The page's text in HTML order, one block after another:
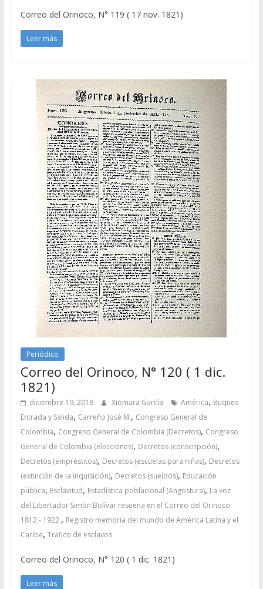
Correo del Orinoco, N° 119 ( 17 nov. 1821)
Leer más
Periódico
Correo del Orinoco, N° 120 ( 1 dic.
1821)
diciembre 19, 2018 Xiomara García América, Buques
Entrada y Salida, Carreño José M., Congreso General de
Colombia, Congreso General de Colombia (Decretos), Congreso
General de Colombia (elecciones), Decretos (conscripción),
Decretos (empréstitos), Decretos (escuelas para niñas), Decretos
(extinción de la inquisición), Decretos (sueldos), Educación
pública, Esclavitud, Estadística poblacional (Angostura), La voz
del Libertador Simón Bolívar resuena en el Correo del Orinoco
1812 - 1922., Registro memoria del mundo de América Latina y el
Caribe, Trafico de esclavos
Correo del Orinoco, N° 120 ( 1 dic. 1821)
Leer más